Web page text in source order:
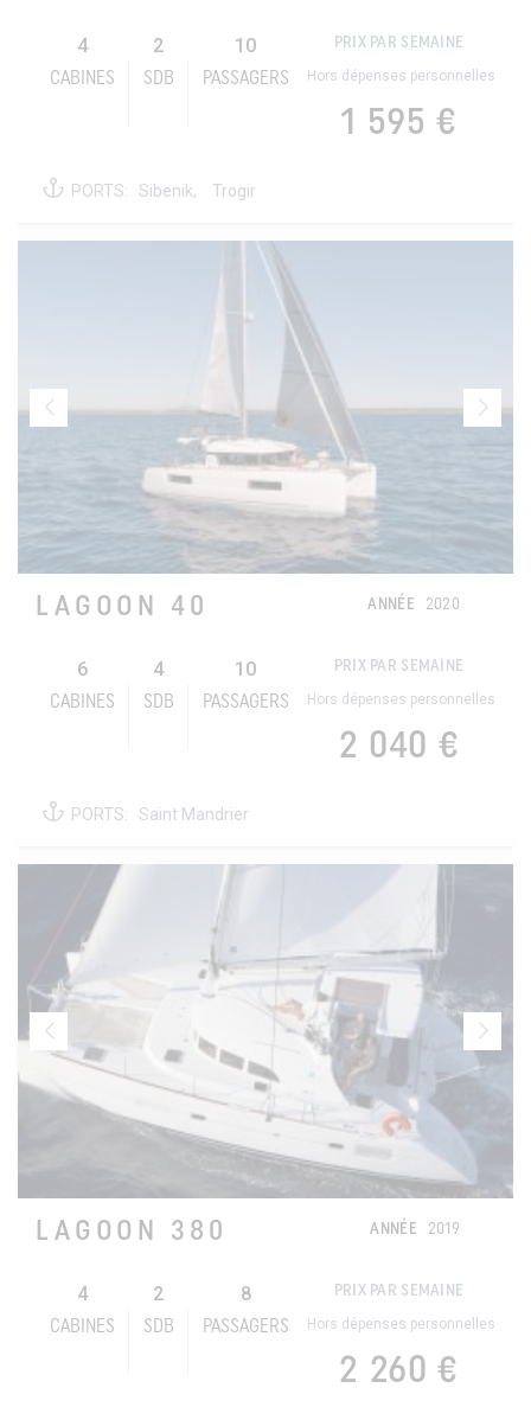
4
CABINES
2
SDB
10
PASSAGERS
PRIX PAR SEMAINE
Hors dépenses personnelles
1 595 €
PORTS: Sibenik, Trogir
LAGOON 40 ANNÉE 2020
6
CABINES
4
SDB
10
PASSAGERS
PRIX PAR SEMAINE
Hors dépenses personnelles
2 040 €
PORTS: Saint Mandrier
LAGOON 380 ANNÉE 2019
4
CABINES
2
SDB
8
PASSAGERS
PRIX PAR SEMAINE
Hors dépenses personnelles
2 260 €